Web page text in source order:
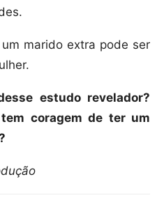
marido extra pode ser
estudo revelador?
coragem de ter um